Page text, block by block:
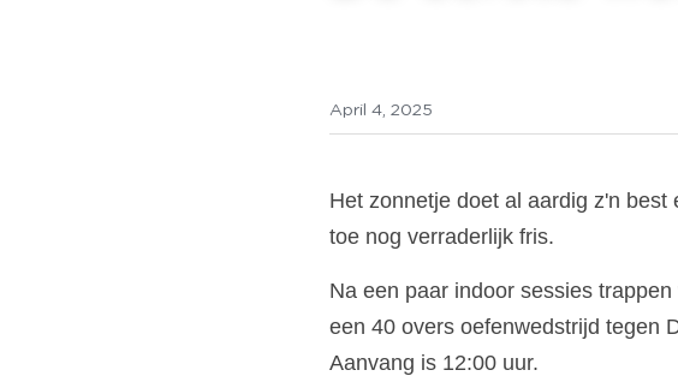
April 4, 2025
Het zonnetje doet al aardig z'n
toe nog verraderlijk fris.
Na een paar indoor sessies
een 40 overs oefenwedstrijd tegen
Aanvang is 12:00 uur.